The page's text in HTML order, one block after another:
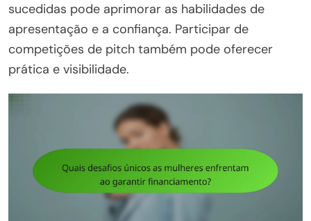
sucedidas pode aprimorar as habilidades de
apresentação e a confiança. Participar de
competições de pitch também pode oferecer
prática e visibilidade.